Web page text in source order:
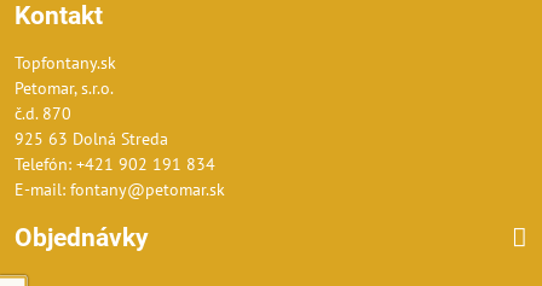
Kontakt
Topfontany.sk
Petomar, s.r.o.
č.d. 870
925 63 Dolná Streda
Telefón: +421 902 191 834
E-mail: fontany@petomar.sk
Objednávky